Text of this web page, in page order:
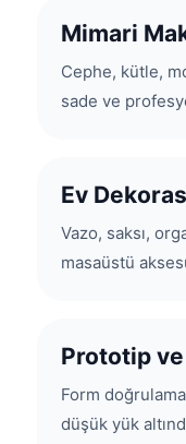
Mimari
Cephe, kütle,
sade ve
Ev
Vazo, saksı,
masaüstü
Prototip
Form
düşük yük